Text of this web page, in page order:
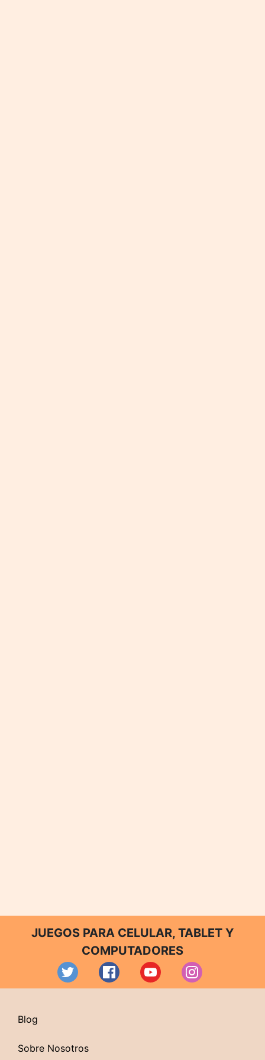
JUEGOS PARA CELULAR, TABLET Y
COMPUTADORES
Blog
Sobre Nosotros